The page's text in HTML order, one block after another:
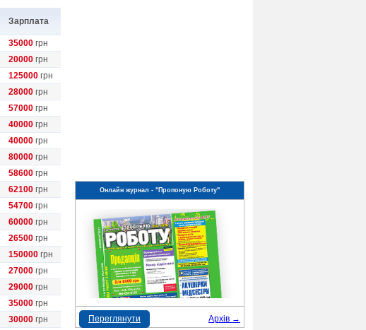
Зарплата
35000 грн
20000 грн
125000 грн
28000 грн
57000 грн
40000 грн
40000 грн
80000 грн
58600 грн
62100 грн
54700 грн
60000 грн
26500 грн
150000 грн
27000 грн
29000 грн
35000 грн
30000 грн
Онлайн журнал - "Пропоную Роботу"
Архів →
Переглянути